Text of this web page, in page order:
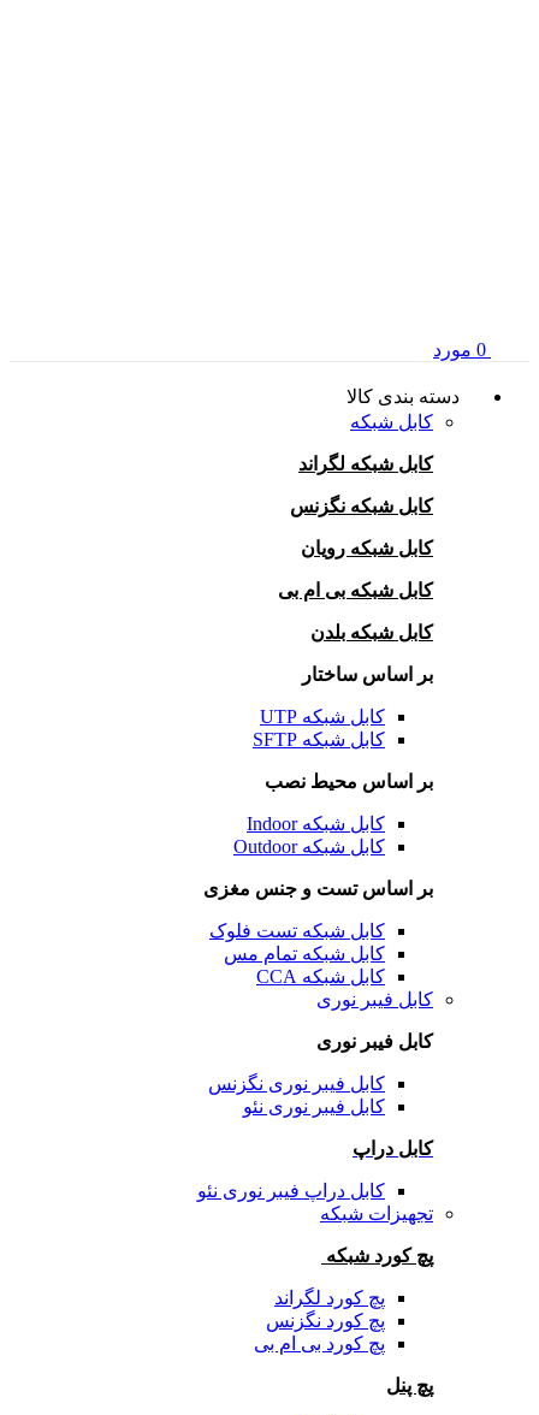
0 مورد
دسته بندی کالا
کابل شبکه
کابل شبکه لگراند
کابل شبکه نگزنس
کابل شبکه رویان
کابل شبکه بی ام بی
کابل شبکه بلدن
بر اساس ساختار
کابل شبکه UTP
کابل شبکه SFTP
بر اساس محیط نصب
کابل شبکه Indoor
کابل شبکه Outdoor
بر اساس تست و جنس مغزی
کابل شبکه تست فلوک
کابل شبکه تمام مس
کابل شبکه CCA
کابل فیبر نوری
کابل فیبر نوری
کابل فیبر نوری نگزنس
کابل فیبر نوری نئو
کابل دراپ
کابل دراپ فیبر نوری نئو
تجهیزات شبکه
پچ کورد شبکه
پچ کورد لگراند
پچ کورد نگزنس
پچ کورد بی ام بی
پچ پنل